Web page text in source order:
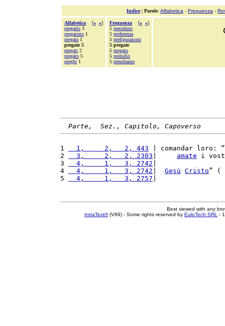
Indice| Parole: Alfabetica - Frequenza -
Alfabetica [« »]
pregarlo 3
pregarono 1
pregata 1
pregate 5
pregati 2
pregato 5
preghi 1
Frequenza [« »]
5 preceduto
5 preferenza
5 prefigurazioni
5 pregate
5 pregato
5 preludio
5 prendiamo
Parte,  Sez., Capitolo, Capoverso
1
  1,     2,   2, 443
| comandar loro:
2
  3,     2,   2, 2303
amate i
3
  4,     1,   3, 2742
4
  4,     1,   3, 2742
Gesù Cristo” (
5
  4,     1,   3, 2757
Best viewed with any
IntraText®(V89) - Some rights reserved by EuloTech SRL -